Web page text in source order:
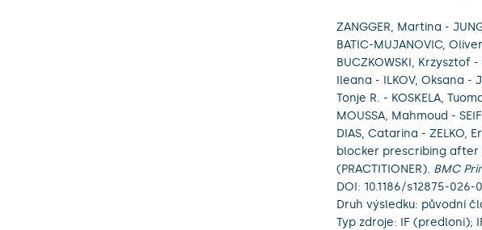
ZANGGER, Martina -
BATIC-MUJANOVIC,
BUCZKOWSKI, Krzysztof -
Ileana - ILKOV, Oksana -
Tonje R. - KOSKELA,
MOUSSA, Mahmoud -
DIAS, Catarina - ZELKO,
blocker prescribing
(PRACTITIONER). BMC
DOI: 10.1186/s12875-026-
Druh výsledku: původní
Typ zdroje: IF (predloni);